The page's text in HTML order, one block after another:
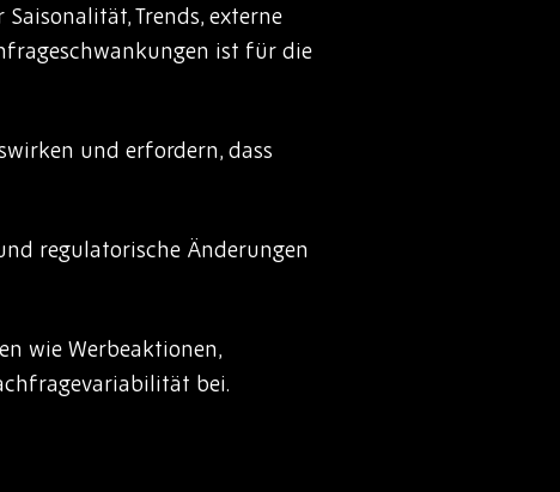
Trends, externe
ist für die
und erfordern, dass
regulatorische Änderungen
wie Werbeaktionen,
bei.